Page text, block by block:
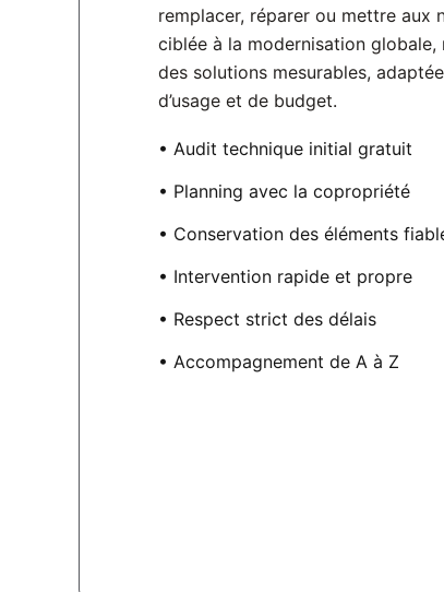
remplacer, réparer ou mettre aux
ciblée à la modernisation globale,
des solutions mesurables,
d’usage et de budget.
• Audit technique initial gratuit
• Planning avec la copropriété
• Conservation des éléments
• Intervention rapide et propre
• Respect strict des délais
• Accompagnement de A à Z